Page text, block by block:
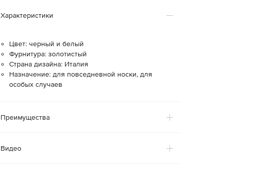
Характеристики
Цвет: черный и белый
Фурнитура: золотистый
Страна дизайна: Италия
Назначение: для повседневной носки, для
особых случаев
Преимущества
Видео